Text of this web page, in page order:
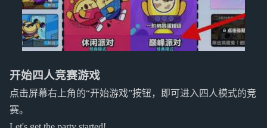
开始四人竞赛游戏
点击屏幕右上角的“开始游戏”按钮，即可进入四人模式的竞
赛。